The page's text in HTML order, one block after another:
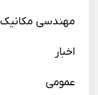
مهندسی مکانیک
اخبار
عمومی